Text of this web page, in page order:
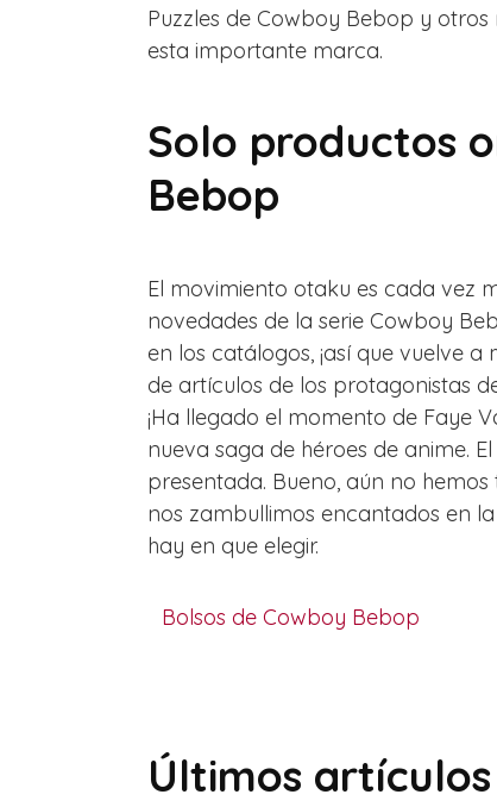
Puzzles de Cowboy Bebop y
esta importante marca.
Solo productos
Bebop
El movimiento otaku es cada vez
novedades de la serie Cowboy
en los catálogos, ¡así que vuelve
de artículos de los protagonistas
¡Ha llegado el momento de Faye
nueva saga de héroes de anime.
presentada. Bueno, aún no
nos zambullimos encantados en
hay en que elegir.
Bolsos de Cowboy Bebop
Últimos